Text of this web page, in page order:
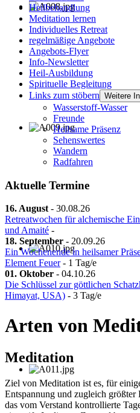
Heilbehandlung
Meditation lernen
Individuelles Retreat
regelmäßige Angebote
Angebots-Flyer
Info-Newsletter
Heil-Ausbildung
Spirituelle Begleitung
Links zum stöbern Weitere
Wasserstoff-Wasser
Freunde
Heilsame Präsenz
Sehenswertes
Wandern
Radfahren
Aktuelle Termine
16. August - 30.08.26
Retreatwochen für alchemische
und Amaité -
18. September - 20.09.26
Ein Wochenende in heilsamer
Element Feuer- 1 Tag/e
01. Oktober - 04.10.26
Die Schlüssel zur göttlichen
Himayat, USA) - 3 Tag/e
Arten von
Meditation
Ziel von Meditation ist es, für
Entspannung und zugleich
das vom Verstand kontrollierte